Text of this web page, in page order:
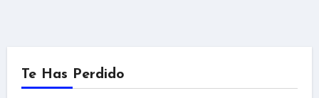
Te Has Perdido